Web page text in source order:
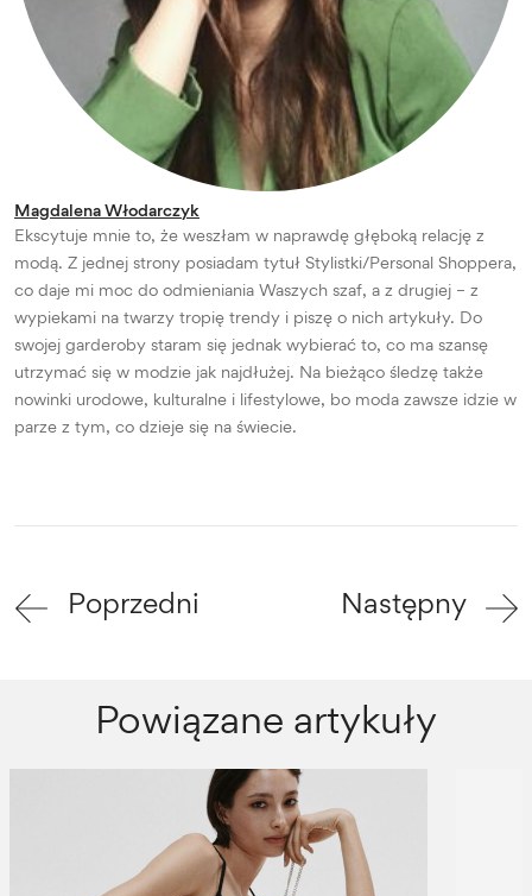
Magdalena Włodarczyk
Ekscytuje mnie to, że weszłam w naprawdę głęboką relację z
modą. Z jednej strony posiadam tytuł Stylistki/Personal Shoppera,
co daje mi moc do odmieniania Waszych szaf, a z drugiej – z
wypiekami na twarzy tropię trendy i piszę o nich artykuły. Do
swojej garderoby staram się jednak wybierać to, co ma szansę
utrzymać się w modzie jak najdłużej. Na bieżąco śledzę także
nowinki urodowe, kulturalne i lifestylowe, bo moda zawsze idzie w
parze z tym, co dzieje się na świecie.
Poprzedni Następny
Powiązane artykuły